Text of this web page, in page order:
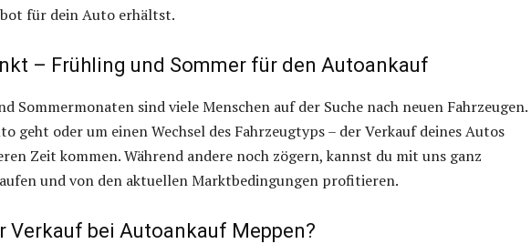
für dein Auto erhältst.
– Frühling und Sommer für den Autoankauf
Sommermonaten sind viele Menschen auf der Suche nach neuen Fahrzeugen.
geht oder um einen Wechsel des Fahrzeugtyps – der Verkauf deines Autos
Zeit kommen. Während andere noch zögern, kannst du mit uns ganz
und von den aktuellen Marktbedingungen profitieren.
bei Autoankauf Meppen?